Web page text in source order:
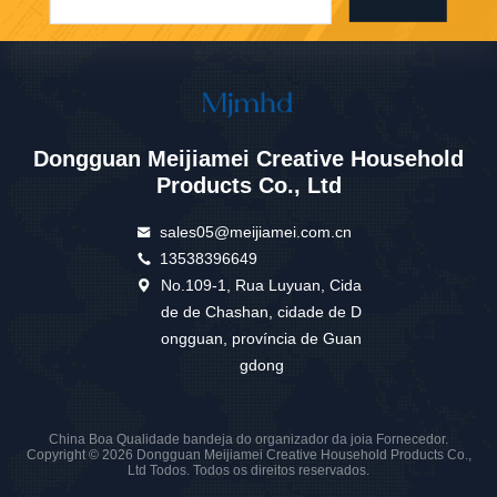
Dongguan Meijiamei Creative Household
Products Co., Ltd
sales05@meijiamei.com.cn
13538396649
No.109-1, Rua Luyuan, Cida
de de Chashan, cidade de D
ongguan, província de Guan
gdong
China Boa Qualidade bandeja do organizador da joia Fornecedor.
Copyright © 2026 Dongguan Meijiamei Creative Household Products Co.,
Ltd Todos. Todos os direitos reservados.